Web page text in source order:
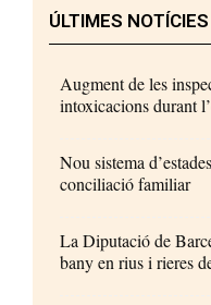
ÚLTIMES
Augment de les
intoxicacions durant
Nou sistema
conciliació familiar
La Diputació de
bany en rius i rieres